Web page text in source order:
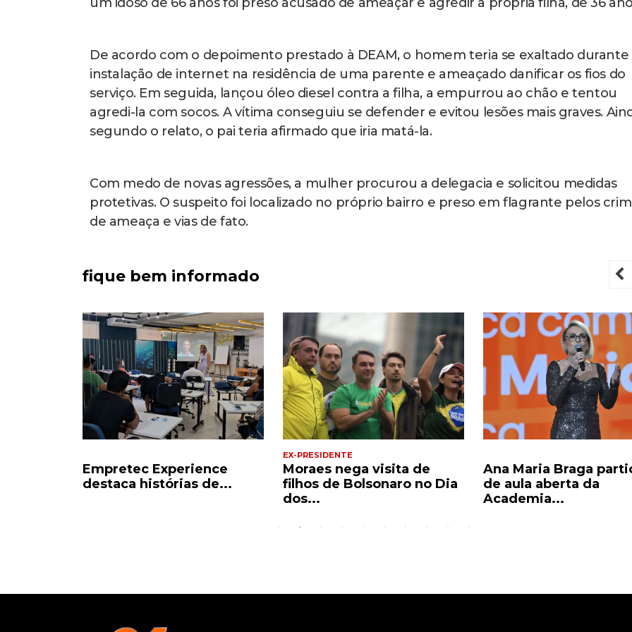
De acordo com o depoimento prestado à DEAM, o homem teria se exaltado durante
instalação de internet na residência de uma parente e ameaçado danificar os fios do
serviço. Em seguida, lançou óleo diesel contra a filha, a empurrou ao chão e tentou
agredi-la com socos. A vítima conseguiu se defender e evitou lesões mais graves.
segundo o relato, o pai teria afirmado que iria matá-la.
Com medo de novas agressões, a mulher procurou a delegacia e solicitou medidas
protetivas. O suspeito foi localizado no próprio bairro e preso em flagrante pelos
de ameaça e vias de fato.
fique bem informado
Empretec Experience
destaca histórias de...
EX-PRESIDENTE
Moraes nega visita de
filhos de Bolsonaro no Dia
dos...
Ana Maria Braga
de aula aberta da
Academia...